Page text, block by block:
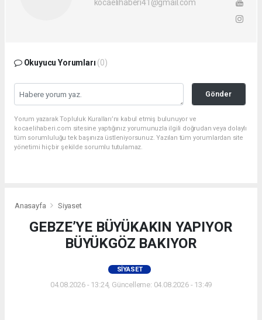
kocaelihaberi41@gmail.com
Okuyucu Yorumları (0)
Gönder
Yorum yazarak Topluluk Kuralları’nı kabul etmiş bulunuyor ve
kocaelihaberi.com sitesine yaptığınız yorumunuzla ilgili doğrudan veya dolaylı
tüm sorumluluğu tek başınıza üstleniyorsunuz. Yazılan tüm yorumlardan site
yönetimi hiçbir şekilde sorumlu tutulamaz.
Anasayfa Siyaset
GEBZE’YE BÜYÜKAKIN YAPIYOR
BÜYÜKGÖZ BAKIYOR
SIYASET
04.08.2026 - 13:24, Güncelleme: 04.08.2026 - 13:49